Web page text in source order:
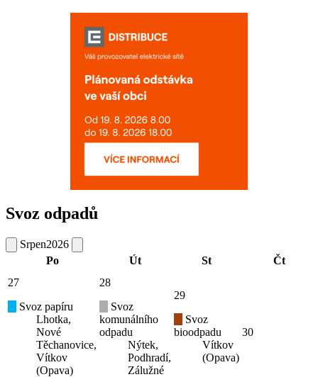
Svoz odpadů
Srpen2026
Po
Út St
Čt
27
Svoz papíru
Lhotka,
Nové
Těchanovice,
Vítkov
(Opava)
28
Svoz
komunálního
odpadu
Nýtek,
Podhradí,
Zálužné
29
Svoz
bioodpadu
Vítkov
(Opava)
30